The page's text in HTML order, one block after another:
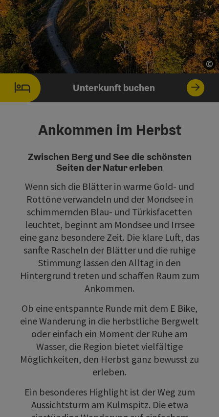
©
©
Unterkunft buchen
Ankommen im Herbst
Zwischen Berg und See die schönsten
Seiten der Natur erleben
Wenn sich die Blätter in warme Gold- und
Rottöne verwandeln und der Mondsee in
schimmernden Blau- und Türkisfacetten
leuchtet, beginnt am Mondsee und Irrsee
eine ganz besondere Zeit. Die klare Luft, das
sanfte Rascheln der Blätter und die ruhige
Stimmung lassen den Alltag in den
Hintergrund treten und schaffen Raum zum
Ankommen.
Ob eine entspannte Runde mit dem E Bike,
eine Wanderung in die herbstliche Bergwelt
oder einfach ein Moment der Ruhe am
Wasser, die Region bietet vielfältige
Möglichkeiten, den Herbst ganz bewusst zu
erleben.
Ein besonderes Highlight ist der Weg zum
Aussichtsturm am Kulmspitz. Die etwa